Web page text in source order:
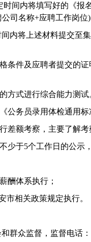
时间内将填写好的《报
公司名称+应聘工作岗
内将上述材料提交至
条件及应聘者提交的
方式进行综合能力测试
公务员录用体检通用
差额考察，主要了解考
少于5个工作日的公示
薪酬体系执行；
市相关政策规定执行。
群众监督，监督电话：